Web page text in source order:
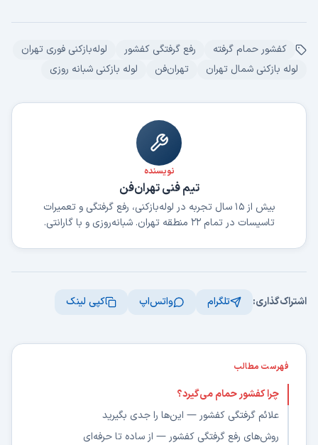
کفشور حمام گرفته رفع گرفتگی کفشور
لوله‌بازکنی فوری تهران
لوله بازکنی شمال تهران
تهران‌فن لوله بازکنی شبانه روزی
نویسنده
تیم فنی تهران‌فن
بیش از ۱۵ سال تجربه در لوله‌بازکنی، رفع گرفتگی و تعمیرات
تاسیسات در تمام ۲۲ منطقه تهران. شبانه‌روزی و با گارانتی.
اشتراک‌گذاری: تلگرام واتس‌اپ کپی لینک
فهرست مطالب
چرا کفشور حمام می‌گیرد؟
علائم گرفتگی کفشور — این‌ها را جدی بگیرید
روش‌های رفع گرفتگی کفشور — از ساده تا حرفه‌ای